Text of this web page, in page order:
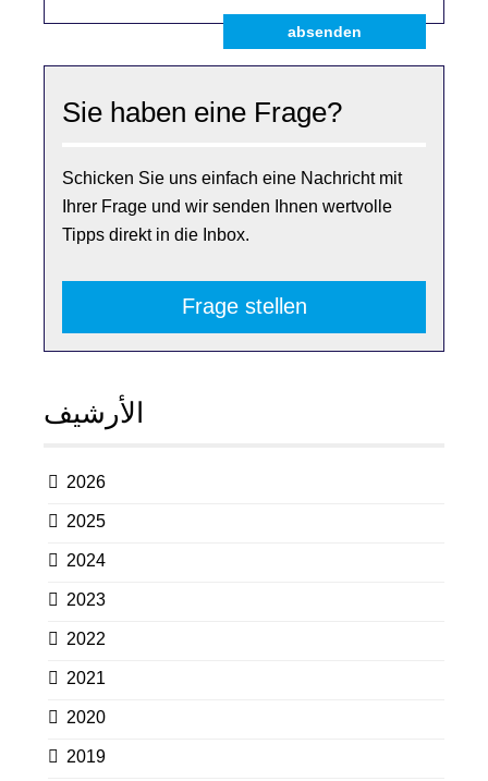
absenden
Sie haben eine Frage?
Schicken Sie uns einfach eine Nachricht mit
Ihrer Frage und wir senden Ihnen wertvolle
Tipps direkt in die Inbox.
Frage stellen
الأرشيف
2026
2025
2024
2023
2022
2021
2020
2019